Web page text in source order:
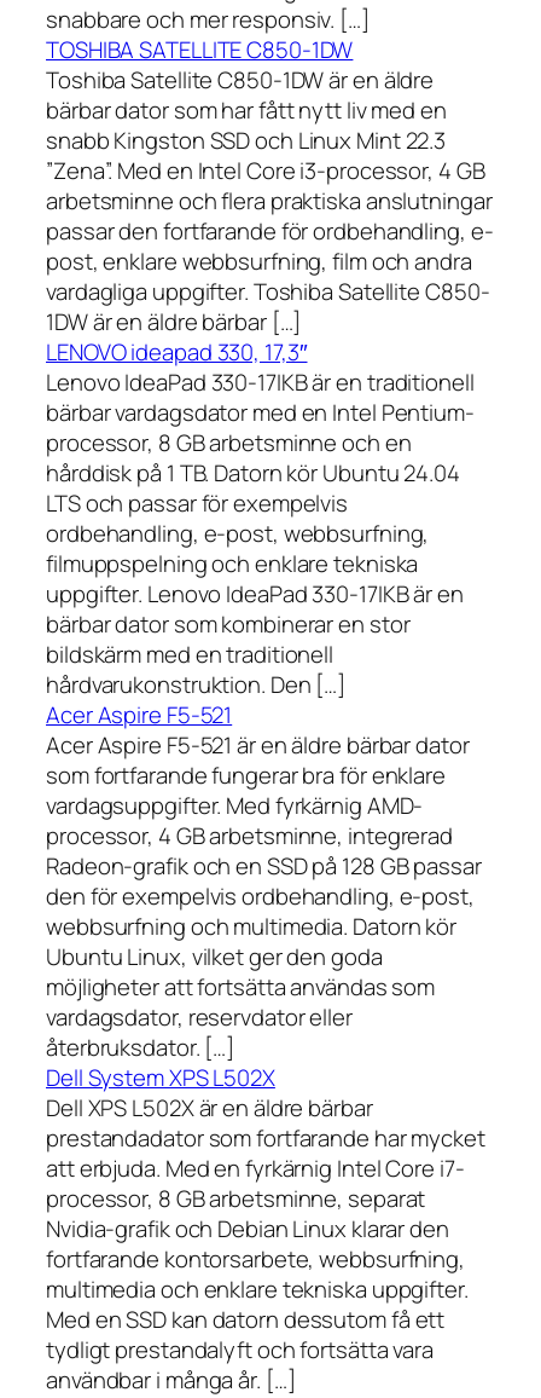
snabbare och mer responsiv. […]
TOSHIBA SATELLITE C850-1DW
Toshiba Satellite C850-1DW är en äldre
bärbar dator som har fått nytt liv med en
snabb Kingston SSD och Linux Mint 22.3
”Zena”. Med en Intel Core i3-processor, 4 GB
arbetsminne och flera praktiska anslutningar
passar den fortfarande för ordbehandling, e-
post, enklare webbsurfning, film och andra
vardagliga uppgifter. Toshiba Satellite C850-
1DW är en äldre bärbar […]
LENOVO ideapad 330, 17,3″
Lenovo IdeaPad 330-17IKB är en traditionell
bärbar vardagsdator med en Intel Pentium-
processor, 8 GB arbetsminne och en
hårddisk på 1 TB. Datorn kör Ubuntu 24.04
LTS och passar för exempelvis
ordbehandling, e-post, webbsurfning,
filmuppspelning och enklare tekniska
uppgifter. Lenovo IdeaPad 330-17IKB är en
bärbar dator som kombinerar en stor
bildskärm med en traditionell
hårdvarukonstruktion. Den […]
Acer Aspire F5-521
Acer Aspire F5-521 är en äldre bärbar dator
som fortfarande fungerar bra för enklare
vardagsuppgifter. Med fyrkärnig AMD-
processor, 4 GB arbetsminne, integrerad
Radeon-grafik och en SSD på 128 GB passar
den för exempelvis ordbehandling, e-post,
webbsurfning och multimedia. Datorn kör
Ubuntu Linux, vilket ger den goda
möjligheter att fortsätta användas som
vardagsdator, reservdator eller
återbruksdator. […]
Dell System XPS L502X
Dell XPS L502X är en äldre bärbar
prestandadator som fortfarande har mycket
att erbjuda. Med en fyrkärnig Intel Core i7-
processor, 8 GB arbetsminne, separat
Nvidia-grafik och Debian Linux klarar den
fortfarande kontorsarbete, webbsurfning,
multimedia och enklare tekniska uppgifter.
Med en SSD kan datorn dessutom få ett
tydligt prestandalyft och fortsätta vara
användbar i många år. […]